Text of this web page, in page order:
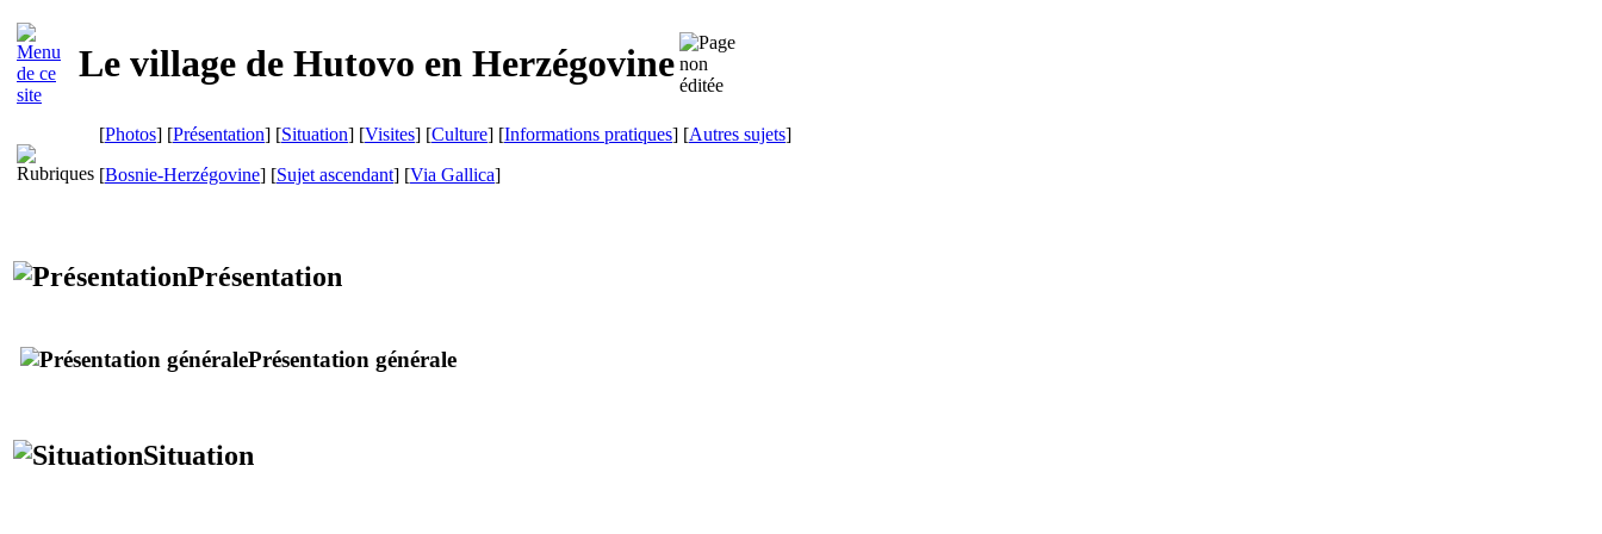
Le village de Hutovo en Herzégovine
[Photos] [Présentation] [Situation] [Visites] [Culture] [Informations pratiques] [Autres sujets]
[Bosnie-Herzégovine] [Sujet ascendant] [Via Gallica]
Présentation
Présentation générale
Situation